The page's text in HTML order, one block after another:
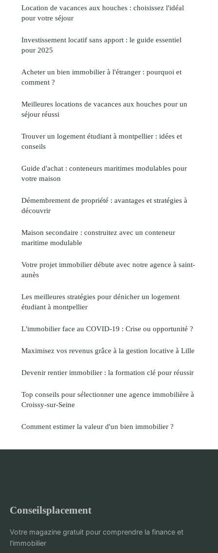
Location de vacances aux houches : choisissez l'idéal
pour votre séjour
Investissement locatif sans apport : le guide essentiel
pour 2025
Acheter un bien immobilier à l'étranger : pourquoi et
comment ?
Meilleures locations de vacances aux houches pour un
séjour réussi
Trouver un logement étudiant à montpellier : idées et
conseils
Guide d'achat : conteneurs maritimes modulables pour
votre maison
Démembrement de propriété : avantages et stratégies à
découvrir
Maison secondaire : construitez avec un conteneur
maritime modulable
Votre projet immobilier débute avec notre agence à saint-
aunès
Les meilleures stratégies pour dénicher un logement
étudiant à montpellier
L'immobilier face au COVID-19 : Crise ou opportunité ?
Maximisez vos revenus grâce à la gestion locative à Lille
Devenir rentier immobilier : la formation clé pour réussir
Top conseils pour sélectionner une agence immobilière à
Croissy-sur-Seine
Comment estimer la valeur d'un bien immobilier ?
Conseilsplacement
Votre magazine gratuit pour comprendre la finance et
l'immobilier